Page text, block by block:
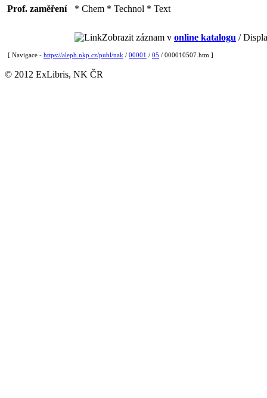
Prof. zaměření
* Chem * Technol * Text
Zobrazit záznam v online katalogu /
[ Navigace - https://aleph.nkp.cz/publ/nak / 00001 / 05 / 000010507.htm ]
© 2012 ExLibris, NK ČR